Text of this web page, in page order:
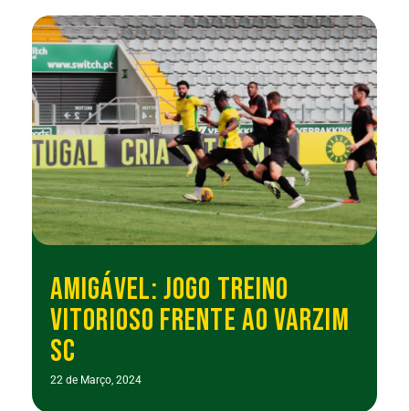
AMIGÁVEL: JOGO TREINO
VITORIOSO FRENTE AO VARZIM
SC
22 de Março, 2024